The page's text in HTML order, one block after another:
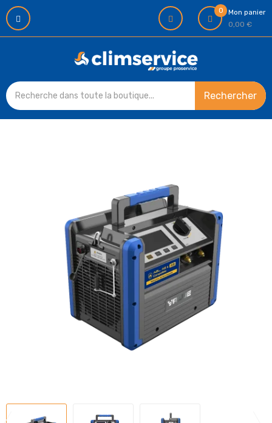
0
Mon panier
0,00 €
Rechercher